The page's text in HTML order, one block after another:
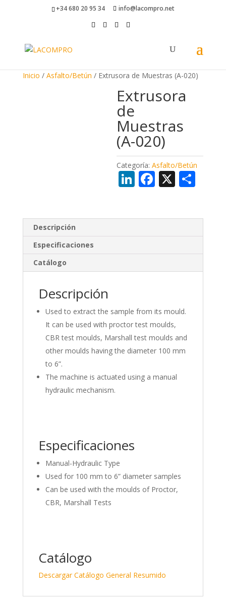
+34 680 20 95 34 info@lacompro.net
Inicio / Asfalto/Betún / Extrusora de Muestras (A-020)
Extrusora
de
Muestras
(A-020)
Categoría:Asfalto/Betún
Li
dI
n
F
o
o
k
X
ar
ti
r
Descripción
Especificaciones
Catálogo
Descripción
Used to extract the sample from its mould.
It can be used with proctor test moulds,
CBR test moulds, Marshall test moulds and
other moulds having the diameter 100 mm
to 6”.
The machine is actuated using a manual
hydraulic mechanism.
Especificaciones
Manual-Hydraulic Type
Used for 100 mm to 6” diameter samples
Can be used with the moulds of Proctor,
CBR, Marshall Tests
Catálogo
Descargar Catálogo General Resumido